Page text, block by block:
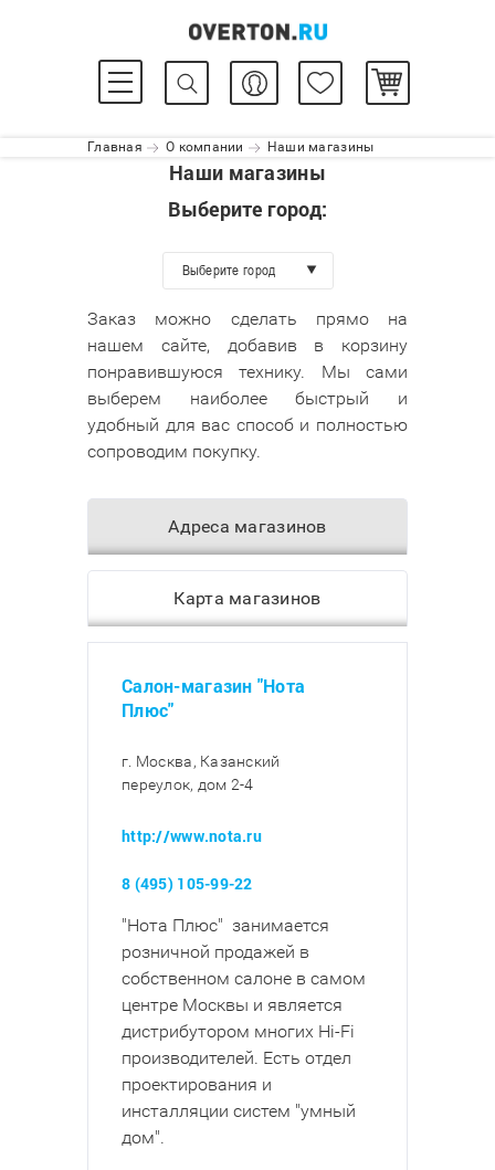
Главная О компании Наши магазины
Наши магазины
Выберите город:
Выберите город
Заказ можно сделать прямо на
нашем сайте, добавив в корзину
понравившуюся технику. Мы сами
выберем наиболее быстрый и
удобный для вас способ и полностью
сопроводим покупку.
Адреса магазинов
Карта магазинов
Салон-магазин "Нота
Плюс"
г. Москва, Казанский
переулок, дом 2-4
http://www.nota.ru
8 (495) 105-99-22
"Нота Плюс" занимается
розничной продажей в
собственном салоне в самом
центре Москвы и является
дистрибутором многих Hi-Fi
производителей. Есть отдел
проектирования и
инсталляции систем "умный
дом".